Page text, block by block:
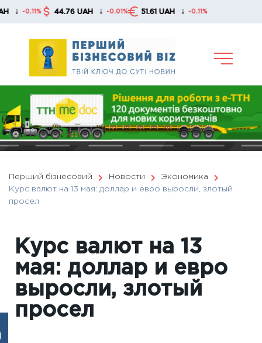
Skip
44.76 UAH ↓ -0.01% 51.61 UAH ↓ -0.11%
Перший бізнесовий Новости
Экономика
Курс валют на 13 мая: доллар и евро выросли, злотый
просел
Курс валют на 13
мая: доллар и евро
выросли, злотый
просел